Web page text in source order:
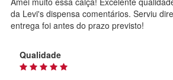
da Levi's dispensa comentários. Serviu
entrega foi antes do prazo previsto!
Qualidade